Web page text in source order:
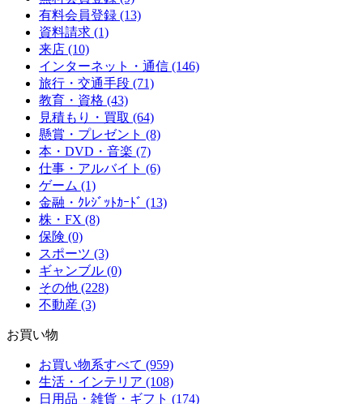
有料会員登録 (13)
資料請求 (1)
来店 (10)
インターネット・通信 (146)
旅行・交通手段 (71)
教育・資格 (43)
見積もり・買取 (64)
懸賞・プレゼント (8)
本・DVD・音楽 (7)
仕事・アルバイト (6)
ゲーム (1)
金融・ｸﾚｼﾞｯﾄｶｰﾄﾞ (13)
株・FX (8)
保険 (0)
スポーツ (3)
ギャンブル (0)
その他 (228)
不動産 (3)
お買い物
お買い物系すべて (959)
生活・インテリア (108)
日用品・雑貨・ギフト (174)